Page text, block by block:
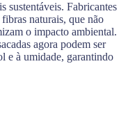
sustentáveis. Fabricantes
naturais, que não
o impacto ambiental.
agora podem ser
e à umidade, garantindo